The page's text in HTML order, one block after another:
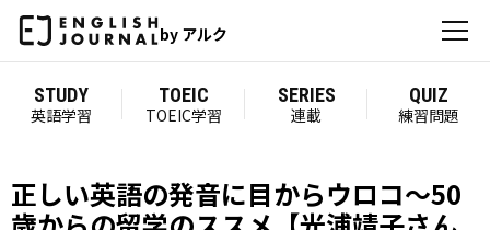
by アルク
STUDY
英語学習
TOEIC
TOEIC学習
SERIES
連載
QUIZ
練習問題
正しい英語の発音に目からウロコ～50